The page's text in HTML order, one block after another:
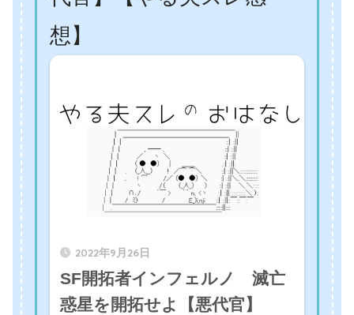
想】
2022年9月26日
SF開拓者インフェルノ 滅亡
惑星を開拓せよ【悪代官】